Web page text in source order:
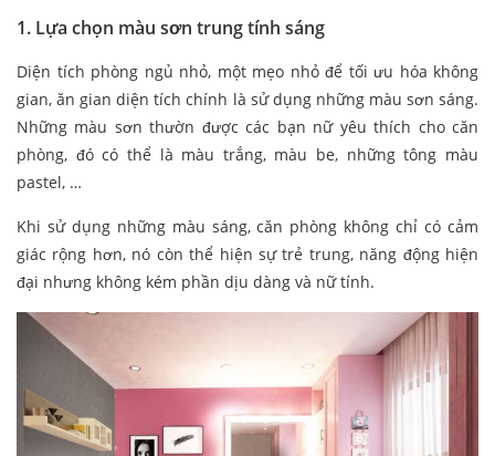
1. Lựa chọn màu sơn trung tính sáng
Diện tích phòng ngủ nhỏ, một mẹo nhỏ để tối ưu hóa không
gian, ăn gian diện tích chính là sử dụng những màu sơn sáng.
Những màu sơn thườn được các bạn nữ yêu thích cho căn
phòng, đó có thể là màu trắng, màu be, những tông màu
pastel, …
Khi sử dụng những màu sáng, căn phòng không chỉ có cảm
giác rộng hơn, nó còn thể hiện sự trẻ trung, năng động hiện
đại nhưng không kém phần dịu dàng và nữ tính.